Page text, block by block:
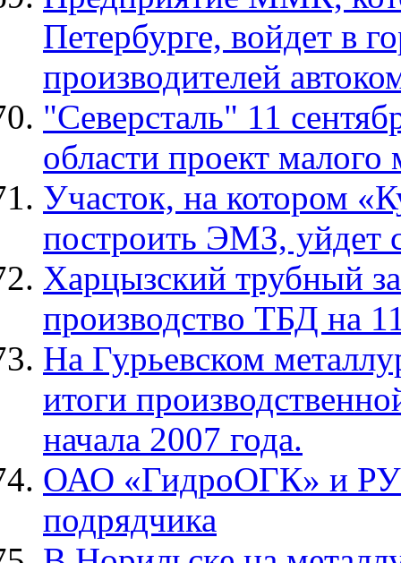
Петербурге, войдет в
производителей
"Северсталь" 11
области проект малого
Участок, на котором
построить ЭМЗ, уйдет
Харцызский трубный
производство ТБД на
На Гурьевском
итоги
начала 2007 года.
ОАО «ГидроОГК» и
подрядчика